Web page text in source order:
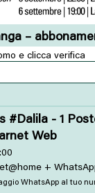
–
e clicca verifica
#Dalila - 1
Web
+
WhatsApp al tuo